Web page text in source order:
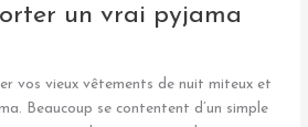
un vrai pyjama
vos vieux vêtements de nuit miteux et
Beaucoup se contentent d’un simple